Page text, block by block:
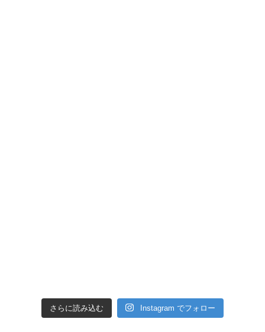
さらに読み込む Instagram でフォロー